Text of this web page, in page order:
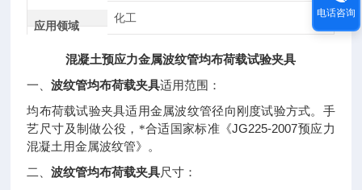
应用领域
化工
混凝土预应力金属波纹管均布荷载试验夹具
一、波纹管均布荷载夹具适用范围：
均布荷载试验夹具适用金属波纹管径向刚度试验方式。手
艺尺寸及制做公役，*合适国家标准《JG225-2007预应力
混凝土用金属波纹管》。
二、波纹管均布荷载夹具尺寸：
电话咨询